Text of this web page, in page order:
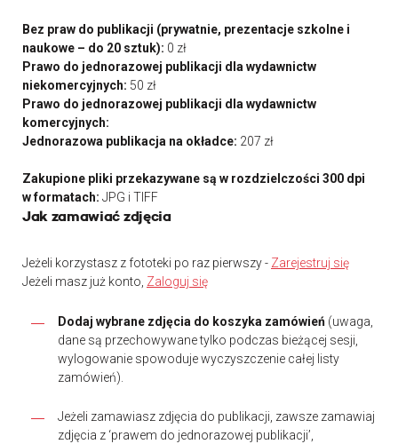
Bez praw do publikacji (prywatnie, prezentacje szkolne i
naukowe – do 20 sztuk): 0 zł
Prawo do jednorazowej publikacji dla wydawnictw
niekomercyjnych: 50 zł
Prawo do jednorazowej publikacji dla wydawnictw
komercyjnych:
Jednorazowa publikacja na okładce: 207 zł
Zakupione pliki przekazywane są w rozdzielczości 300 dpi
w formatach: JPG i TIFF
Jak zamawiać zdjęcia
Jeżeli korzystasz z fototeki po raz pierwszy - Zarejestruj się
Jeżeli masz już konto, Zaloguj się
Dodaj wybrane zdjęcia do koszyka zamówień (uwaga,
dane są przechowywane tylko podczas bieżącej sesji,
wylogowanie spowoduje wyczyszczenie całej listy
zamówień).
Jeżeli zamawiasz zdjęcia do publikacji, zawsze zamawiaj
zdjęcia z ‘prawem do jednorazowej publikacji’,